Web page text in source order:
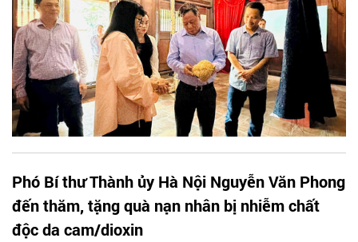
Phó Bí thư Thành ủy Hà Nội Nguyễn Văn Phong
đến thăm, tặng quà nạn nhân bị nhiễm chất
độc da cam/dioxin